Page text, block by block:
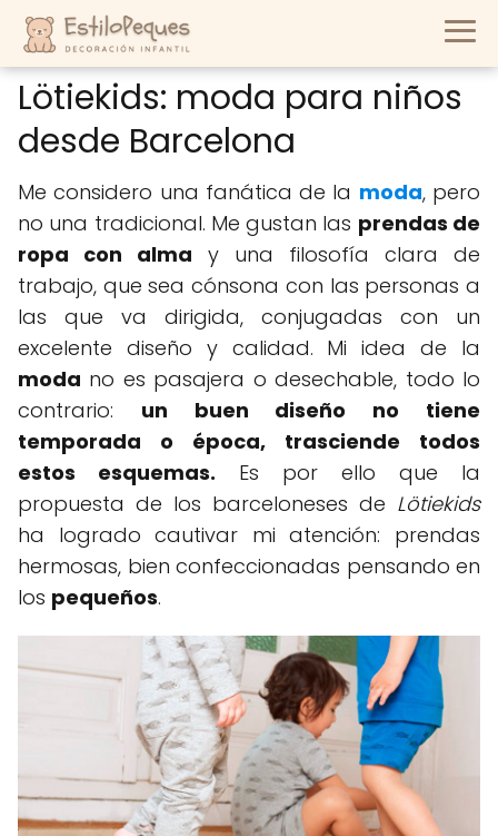
Lötiekids: moda para niños
desde Barcelona
Me considero una fanática de la moda, pero
no una tradicional. Me gustan las prendas de
ropa con alma y una filosofía clara de
trabajo, que sea cónsona con las personas a
las que va dirigida, conjugadas con un
excelente diseño y calidad. Mi idea de la
moda no es pasajera o desechable, todo lo
contrario: un buen diseño no tiene
temporada o época, trasciende todos
estos esquemas. Es por ello que la
propuesta de los barceloneses de Lötiekids
ha logrado cautivar mi atención: prendas
hermosas, bien confeccionadas pensando en
los pequeños.